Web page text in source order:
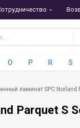
O P R S
ламинат SPC Norland
Parquet S